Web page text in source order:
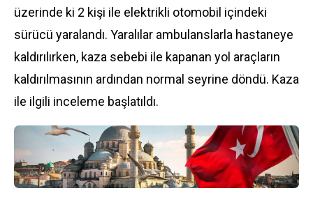
üzerinde ki 2 kişi ile elektrikli otomobil içindeki
sürücü yaralandı. Yaralılar ambulanslarla hastaneye
kaldırılırken, kaza sebebi ile kapanan yol araçların
kaldırılmasının ardından normal seyrine döndü. Kaza
ile ilgili inceleme başlatıldı.